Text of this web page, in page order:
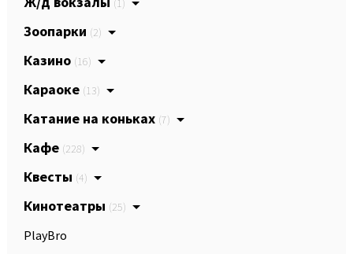
(1)
Зоопарки (2)
Казино (16)
Караоке (13)
Катание на коньках (7)
Кафе (228)
Квесты (4)
Кинотеатры (25)
PlayBro